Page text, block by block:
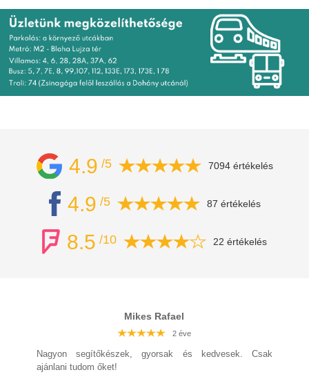
4.9 /5 7094 értékelés
4.9 /5 87 értékelés
8.5 /10 22 értékelés
Mikes Rafael
2 éve
Nagyon segítőkészek, gyorsak és kedvesek. Csak
ajánlani tudom őket!
2 éve
2 éve
2 éve
2 éve
2 éve
2 éve